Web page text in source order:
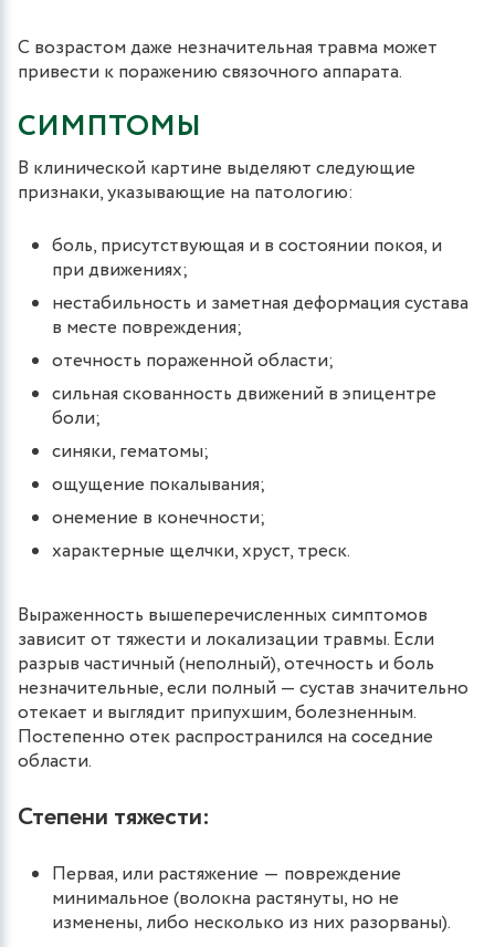
С возрастом даже незначительная травма может
привести к поражению связочного аппарата.
СИМПТОМЫ
В клинической картине выделяют следующие
признаки, указывающие на патологию:
боль, присутствующая и в состоянии покоя, и
при движениях;
нестабильность и заметная деформация сустава
в месте повреждения;
отечность пораженной области;
сильная скованность движений в эпицентре
боли;
синяки, гематомы;
ощущение покалывания;
онемение в конечности;
характерные щелчки, хруст, треск.
Выраженность вышеперечисленных симптомов
зависит от тяжести и локализации травмы. Если
разрыв частичный (неполный), отечность и боль
незначительные, если полный — сустав значительно
отекает и выглядит припухшим, болезненным.
Постепенно отек распространился на соседние
области.
Степени тяжести:
Первая, или растяжение ― повреждение
минимальное (волокна растянуты, но не
изменены, либо несколько из них разорваны).